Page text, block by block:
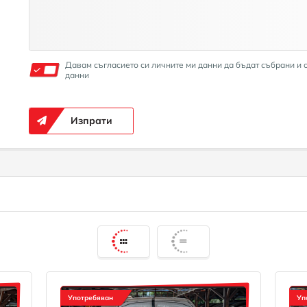
Давам съгласието си личните ми данни да бъдат събрани и
данни
Изпрати
Употребяван